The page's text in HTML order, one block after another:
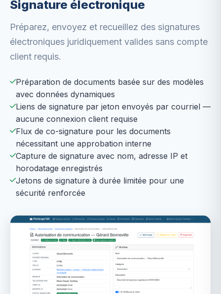
Signature électronique
Préparez, envoyez et recueillez des signatures
électroniques juridiquement valides sans compte
client requis.
Préparation de documents basée sur des modèles
avec données dynamiques
Liens de signature par jeton envoyés par courriel —
aucune connexion client requise
Flux de co-signature pour les documents
nécessitant une approbation interne
Capture de signature avec nom, adresse IP et
horodatage enregistrés
Jetons de signature à durée limitée pour une
sécurité renforcée